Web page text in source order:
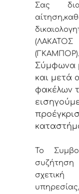
Σας
αίτηση,
(ΛΑΚΑΤΟΣ
(ΓΚΑΜΠΟΡ).
Σύμφωνα
και μετά
φακέλων
Το
σχετική